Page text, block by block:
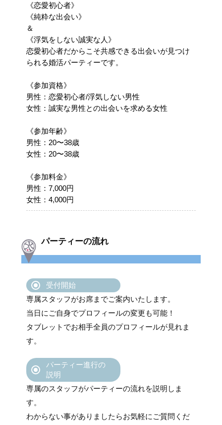
《恋愛初心者》
《純粋な出会い》
＆
《浮気をしない誠実な人》
恋愛初心者だからこそ共感できる出会いが見つけ
られる婚活パーティーです。
《参加資格》
男性：恋愛初心者/浮気しない男性
女性：誠実な男性との出会いを求める女性
《参加年齢》
男性：20〜38歳
女性：20〜38歳
《参加料金》
男性：7,000円
女性：4,000円
パーティーの流れ
受付開始
専属スタッフがお席までご案内いたします。
当日にご自身でプロフィールの変更も可能！
タブレットでお相手全員のプロフィールが見れま
す。
パーティー進行の
説明
専属のスタッフがパーティーの流れを説明しま
す。
わからない事がありましたらお気軽にご質問くだ